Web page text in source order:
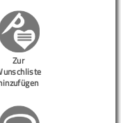
Zur